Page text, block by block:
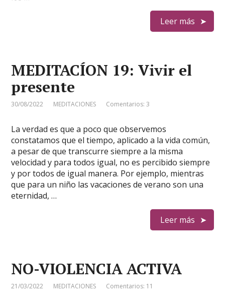
Leer más
MEDITACÍON 19: Vivir el
presente
30/08/2022 MEDITACIONES Comentarios: 3
La verdad es que a poco que observemos
constatamos que el tiempo, aplicado a la vida común,
a pesar de que transcurre siempre a la misma
velocidad y para todos igual, no es percibido siempre
y por todos de igual manera. Por ejemplo, mientras
que para un niño las vacaciones de verano son una
eternidad, …
Leer más
NO-VIOLENCIA ACTIVA
21/03/2022 MEDITACIONES Comentarios: 11